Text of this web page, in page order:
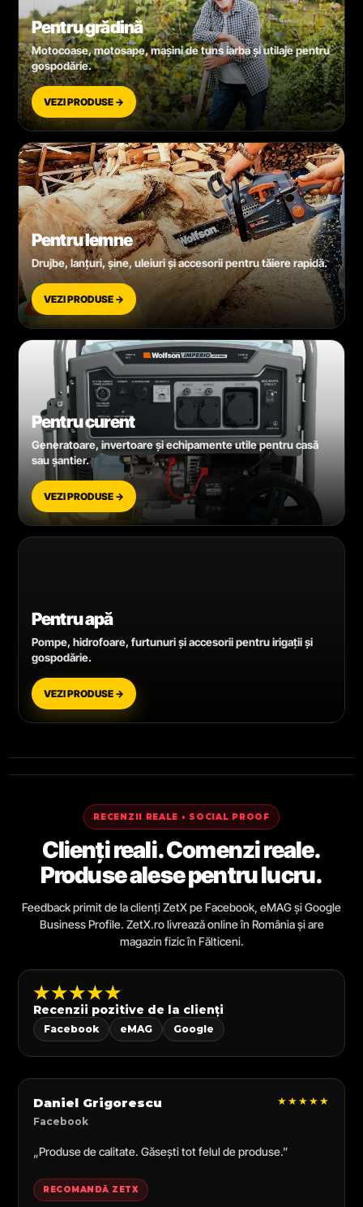
Pentru grădină
Motocoase, motosape, mașini de tuns iarba și utilaje pentru
gospodărie.
VEZI PRODUSE →
Pentru lemne
Drujbe, lanțuri, șine, uleiuri și accesorii pentru tăiere rapidă.
VEZI PRODUSE →
Pentru curent
Generatoare, invertoare și echipamente utile pentru casă
sau șantier.
VEZI PRODUSE →
Pentru apă
Pompe, hidrofoare, furtunuri și accesorii pentru irigații și
gospodărie.
VEZI PRODUSE →
RECENZII REALE • SOCIAL PROOF
Clienți reali. Comenzi reale.
Produse alese pentru lucru.
Feedback primit de la clienți ZetX pe Facebook, eMAG și Google
Business Profile. ZetX.ro livrează online în România și are
magazin fizic în Fălticeni.
★★★★★
Recenzii pozitive de la clienți
Facebook eMAG Google
Daniel Grigorescu
Facebook
★★★★★
„Produse de calitate. Găsești tot felul de produse.”
RECOMANDĂ ZETX